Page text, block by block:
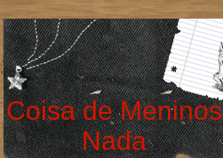
Coisa de Meninos
Nada